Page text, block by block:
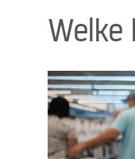
Lineaire